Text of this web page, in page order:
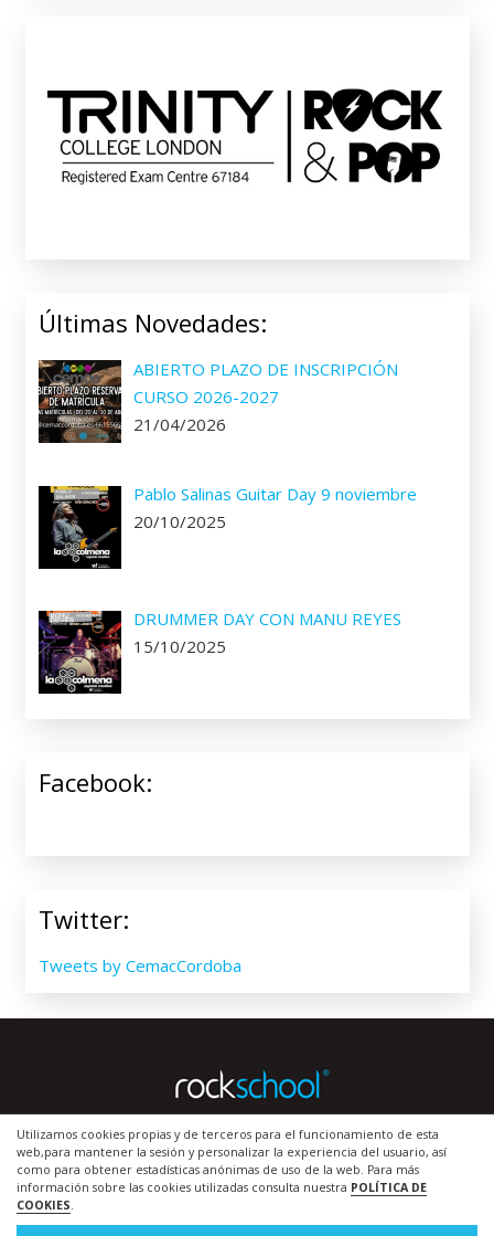
Utilizamos cookies propias y de terceros para el funcionamiento de esta
web,para mantener la sesión y personalizar la experiencia del usuario, así
como para obtener estadísticas anónimas de uso de la web. Para más
información sobre las cookies utilizadas consulta nuestra POLÍTICA DE
COOKIES.
Últimas Novedades:
ABIERTO PLAZO DE INSCRIPCIÓN
CURSO 2026-2027
21/04/2026
Pablo Salinas Guitar Day 9 noviembre
20/10/2025
DRUMMER DAY CON MANU REYES
15/10/2025
Facebook:
Twitter:
Tweets by CemacCordoba
Inicio|Política de Cookies| Aviso Legal|Contacto
© 2019 Todos los derechos reservados. Diseño web